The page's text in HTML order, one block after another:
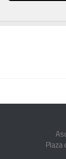
Plaza